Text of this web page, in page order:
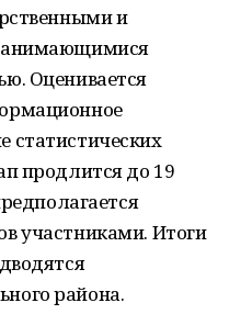
и
Оценивается
статистических
продлится до 19
участниками. Итоги
района.